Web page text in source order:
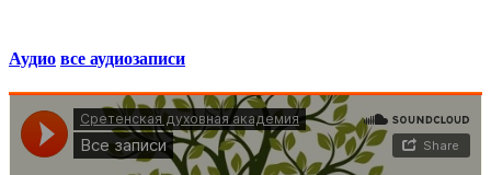
Аудио все аудиозаписи